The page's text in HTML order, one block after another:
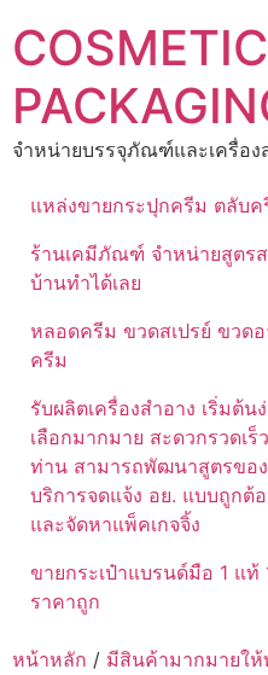
to
content
จำหน่ายบรรจุภัณฑ์และเครื่อง
แหล่งขายกระปุกครีม ตลับ
ร้านเคมีภัณฑ์ จำหน่ายสูตร
บ้านทำได้เลย
หลอดครีม ขวดสเปรย์ ขวด
ครีม
รับผลิตเครื่องสำอาง เริ่มต้
เลือกมากมาย สะดวกรวดเ
ท่าน สามารถพัฒนาสูตรขอ
บริการจดแจ้ง อย. แบบถูกต้
และจัดหาแพ็คเกจจิ้ง
ขายกระเป๋าแบรนด์มือ 1 แ
ราคาถูก
หน้าหลัก / มีสินค้ามากมายให้